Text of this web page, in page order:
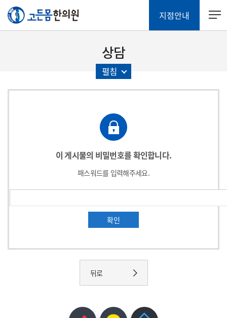
지점안내
상담
펼침
이 게시물의 비밀번호를 확인합니다.
패스워드를 입력해주세요.
확인
뒤로